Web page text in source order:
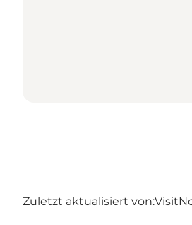
Zuletzt aktualisiert von: